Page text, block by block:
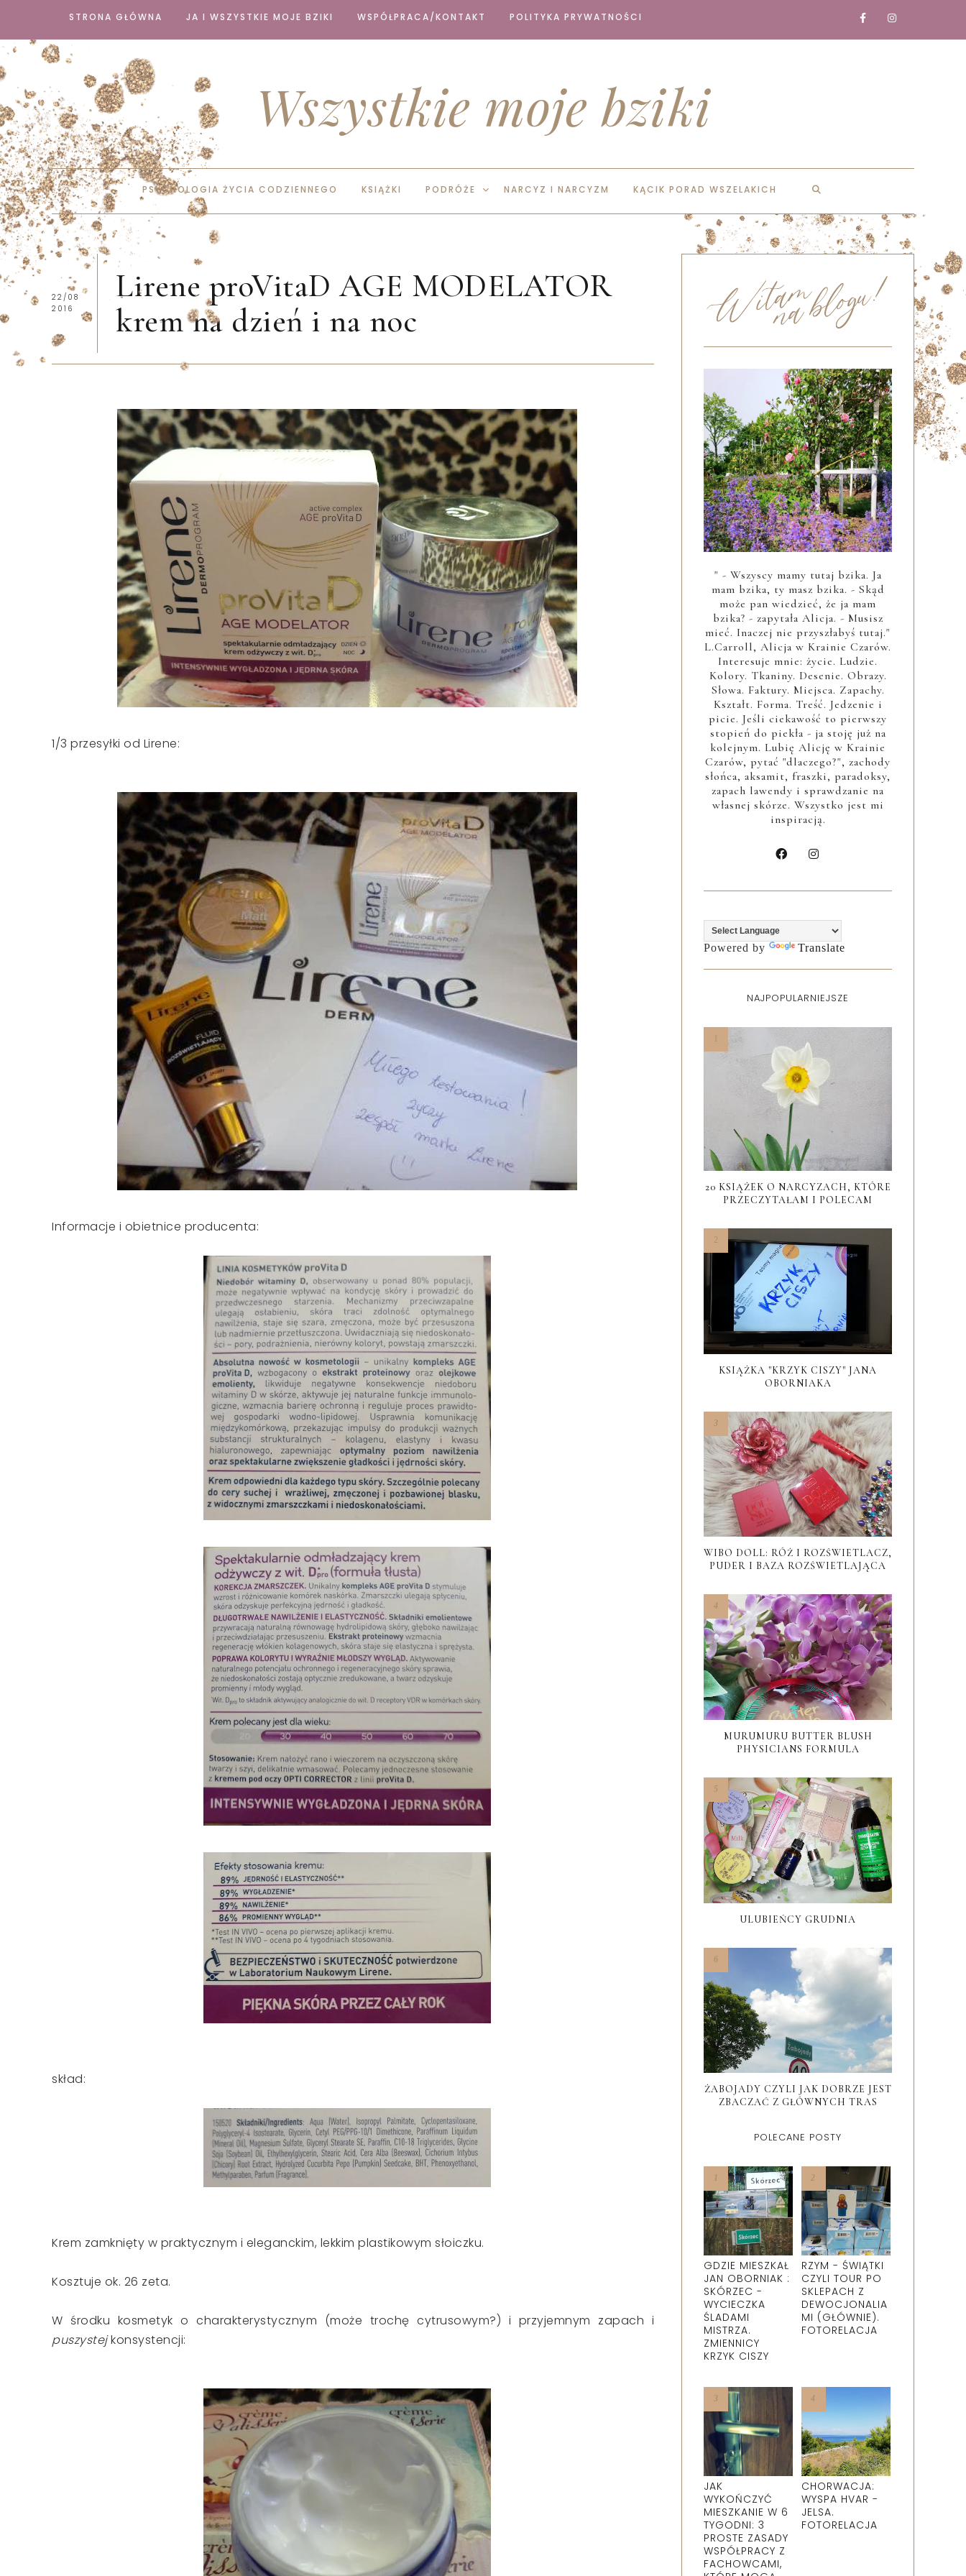
STRONA GŁÓWNA JA I WSZYSTKIE MOJE BZIKI WSPÓŁPRACA/KONTAKT POLITYKA PRYWATNOŚCI
Wszystkie moje bziki
PSYCHOLOGIA ŻYCIA CODZIENNEGO KSIĄŻKI PODRÓŻE NARCYZ I NARCYZM KĄCIK PORAD WSZELAKICH
22/08
2016
Lirene proVitaD AGE MODELATOR
krem na dzień i na noc
1/3 przesyłki od Lirene:
Informacje i obietnice producenta:
skład:
Krem zamknięty w praktycznym i eleganckim, lekkim plastikowym słoiczku.
Kosztuje ok. 26 zeta.
W środku kosmetyk o charakterystycznym (może trochę cytrusowym?) i przyjemnym zapach i
puszystejkonsystencji:
" - Wszyscy mamy tutaj bzika. Ja
mam bzika, ty masz bzika. - Skąd
może pan wiedzieć, że ja mam
bzika? - zapytała Alicja. - Musisz
mieć. Inaczej nie przyszłabyś tutaj."
L.Carroll, Alicja w Krainie Czarów.
Interesuje mnie: życie. Ludzie.
Kolory. Tkaniny. Desenie. Obrazy.
Słowa. Faktury. Miejsca. Zapachy.
Kształt. Forma. Treść. Jedzenie i
picie. Jeśli ciekawość to pierwszy
stopień do piekła - ja stoję już na
kolejnym. Lubię Alicję w Krainie
Czarów, pytać "dlaczego?", zachody
słońca, aksamit, fraszki, paradoksy,
zapach lawendy i sprawdzanie na
własnej skórze. Wszystko jest mi
inspiracją.
Powered by Translate
NAJPOPULARNIEJSZE
20 KSIĄŻEK O NARCYZACH, KTÓRE
PRZECZYTAŁAM I POLECAM
KSIĄŻKA "KRZYK CISZY" JANA
OBORNIAKA
WIBO DOLL: RÓŻ I ROZŚWIETLACZ,
PUDER I BAZA ROZŚWIETLAJĄCA
MURUMURU BUTTER BLUSH
PHYSICIANS FORMULA
ULUBIEŃCY GRUDNIA
ŻABOJADY CZYLI JAK DOBRZE JEST
ZBACZAĆ Z GŁÓWNYCH TRAS
POLECANE POSTY
GDZIE MIESZKAŁ
JAN OBORNIAK :
SKÓRZEC -
WYCIECZKA
ŚLADAMI
MISTRZA.
ZMIENNICY
KRZYK CISZY
RZYM - ŚWIĄTKI
CZYLI TOUR PO
SKLEPACH Z
DEWOCJONALIA
MI (GŁÓWNIE).
FOTORELACJA
JAK
WYKOŃCZYĆ
MIESZKANIE W 6
TYGODNI: 3
PROSTE ZASADY
WSPÓŁPRACY Z
FACHOWCAMI,
CHORWACJA:
WYSPA HVAR -
JELSA.
FOTORELACJA